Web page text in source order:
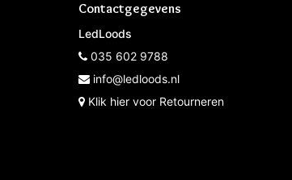
Contactgegevens
LedLoods
035 602 9788
info@ledloods.nl
Klik hier voor Retourneren